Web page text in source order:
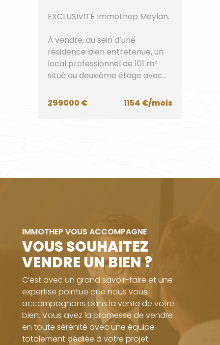
EXCLUSIVITÉ Immothep Meylan.
À vendre, au sein d’une
résidence bien entretenue, un
local professionnel de 101 m²
situé au deuxième étage avec
299000 €
1154 €/mois
IMMOTHEP VOUS ACCOMPAGNE
VOUS SOUHAITEZ
VENDRE UN BIEN ?
C’est avec un grand savoir-faire et une
expertise pointue que nous vous
accompagnons dans la vente de votre
bien. Vous avez la promesse de vendre
en toute sérénité avec une équipe
totalement dédiée à votre projet.